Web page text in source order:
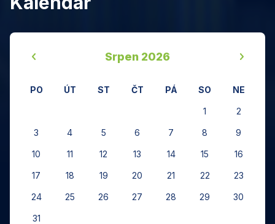
Srpen 2026
PO ÚT ST ČT PÁ SO NE
1 2
3 4 5 6 7 8 9
10 11 12 13 14 15 16
17 18 19 20 21 22 23
24 25 26 27 28 29 30
31